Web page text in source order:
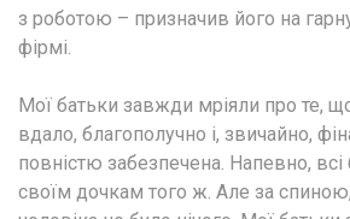
з роботою – призначив його на
фірмі.
Мої батьки завжди мріяли про те,
вдало, благополучно і, звичайно,
повністю забезпечена. Напевно,
своїм дочкам того ж. Але за спиною,